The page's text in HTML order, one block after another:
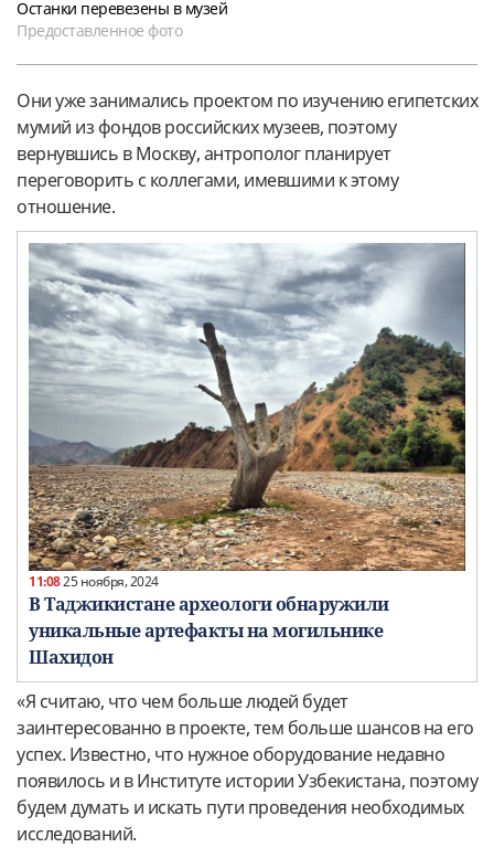
Останки перевезены в музей
Предоставленное фото
Они уже занимались проектом по изучению египетских
мумий из фондов российских музеев, поэтому
вернувшись в Москву, антрополог планирует
переговорить с коллегами, имевшими к этому
отношение.
11:0825 ноября, 2024
В Таджикистане археологи обнаружили
уникальные артефакты на могильнике
Шахидон
«Я считаю, что чем больше людей будет
заинтересованно в проекте, тем больше шансов на его
успех. Известно, что нужное оборудование недавно
появилось и в Институте истории Узбекистана, поэтому
будем думать и искать пути проведения необходимых
исследований.